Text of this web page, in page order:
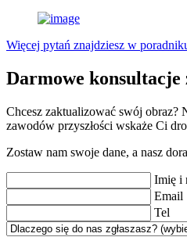
Więcej pytań znajdziesz w
Darmowe konsultacje
Chcesz zaktualizować swój obraz?
zawodów przyszłości wskaże Ci
Zostaw nam swoje dane, a nasz
Imię i
Email
Tel